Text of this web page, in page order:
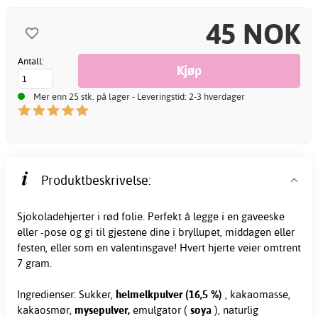
45 NOK
Antall:
Mer enn 25 stk. på lager - Leveringstid: 2-3 hverdager
Produktbeskrivelse:
Sjokoladehjerter i rød folie. Perfekt å legge i en gaveeske
eller -pose og gi til gjestene dine i bryllupet, middagen eller
festen, eller som en valentinsgave! Hvert hjerte veier omtrent
7 gram.
Ingredienser: Sukker, helmelkpulver (16,5 %) , kakaomasse,
kakaosmør, mysepulver, emulgator ( soya ), naturlig